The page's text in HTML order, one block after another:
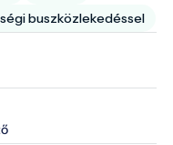
buszközlekedéssel